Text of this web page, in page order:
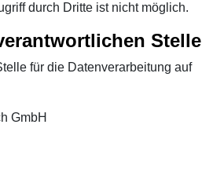
durch Dritte ist nicht möglich.
Stelle
für die Datenverarbeitung auf
GmbH